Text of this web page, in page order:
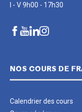
I - V 9h00 - 17h30
NOS COURS DE
Calendrier des cours